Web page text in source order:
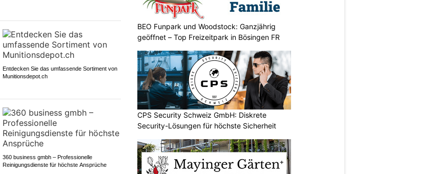
Entdecken Sie das umfassende Sortiment von
Munitionsdepot.ch
360 business gmbh – Professionelle
Reinigungsdienste für höchste Ansprüche
BEO Funpark und Woodstock: Ganzjährig
geöffnet – Top Freizeitpark in Bösingen FR
CPS Security Schweiz GmbH: Diskrete
Security-Lösungen für höchste Sicherheit